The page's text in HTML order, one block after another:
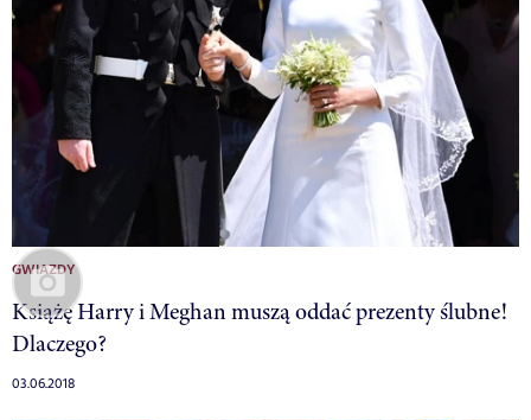
GWIAZDY
Książę Harry i Meghan muszą oddać prezenty ślubne!
Dlaczego?
03.06.2018